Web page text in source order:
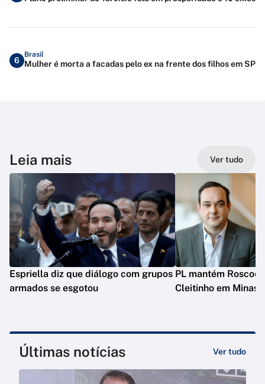
6
Brasil
Mulher é morta a facadas pelo ex na frente dos filhos em SP
Leia mais Ver tudo
Espriella diz que diálogo com grupos
armados se esgotou
PL mantém Roscoe
Cleitinho em Minas
Últimas notícias Ver tudo